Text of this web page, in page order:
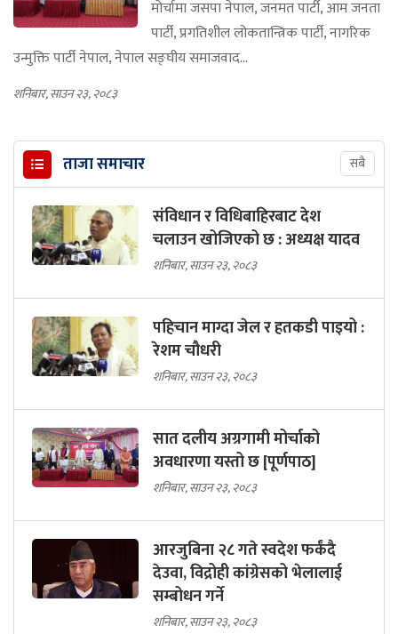
मोर्चामा जसपा नेपाल, जनमत पार्टी, आम जनता
पार्टी, प्रगतिशील लोकतान्त्रिक पार्टी, नागरिक
उन्मुक्ति पार्टी नेपाल, नेपाल सङ्घीय समाजवाद...
शनिबार, साउन २३, २०८३
ताजा समाचार सबै
संविधान र विधिबाहिरबाट देश
चलाउन खोजिएको छ : अध्यक्ष यादव
शनिबार, साउन २३, २०८३
पहिचान माग्दा जेल र हतकडी पाइयो :
रेशम चौधरी
शनिबार, साउन २३, २०८३
सात दलीय अग्रगामी मोर्चाको
अवधारणा यस्तो छ [पूर्णपाठ]
शनिबार, साउन २३, २०८३
आरजुबिना २८ गते स्वदेश फर्कंदै
देउवा, विद्रोही कांग्रेसको भेलालाई
सम्बोधन गर्ने
शनिबार, साउन २३, २०८३